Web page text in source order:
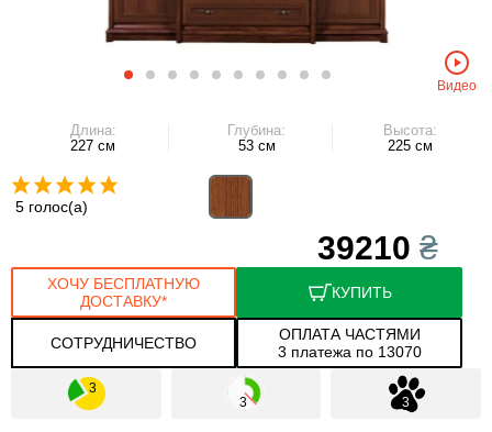
Видео
Длина:
227 см
Глубина:
53 см
Высота:
225 см
5 голос(а)
39210 ₴
КУПИТЬ
СОТРУДНИЧЕСТВО
ХОЧУ БЕСПЛАТНУЮ
ДОСТАВКУ*
ОПЛАТА ЧАСТЯМИ
3 платежа по 13070